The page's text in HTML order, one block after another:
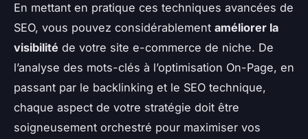
En mettant en pratique ces techniques avancées de
SEO, vous pouvez considérablement améliorer la
visibilité de votre site e-commerce de niche. De
l’analyse des mots-clés à l’optimisation On-Page, en
passant par le backlinking et le SEO technique,
chaque aspect de votre stratégie doit être
soigneusement orchestré pour maximiser vos